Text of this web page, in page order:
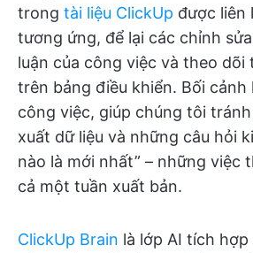
trong tài liệu ClickUp được liên
tương ứng, để lại các chỉnh
luận của công việc và theo dõi
trên bảng điều khiển. Bối cảnh
công việc, giúp chúng tôi
xuất dữ liệu và những câu hỏi
nào là mới nhất” – những việc
cả một tuần xuất bản.
ClickUp Brain là lớp AI tích